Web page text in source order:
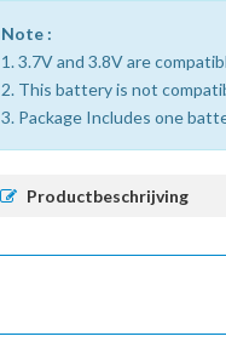
Note :
1. 3.7V and 3.8V are
2. This battery is not
3. Package Includes one
Productbeschrijving